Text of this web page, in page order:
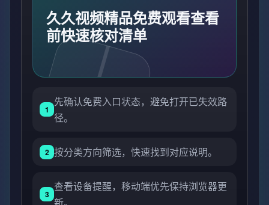
久久视频精品免费观看查看
前快速核对清单
1
先确认免费入口状态，避免打开已失效路
径。
2 按分类方向筛选，快速找到对应说明。
3
查看设备提醒，移动端优先保持浏览器更